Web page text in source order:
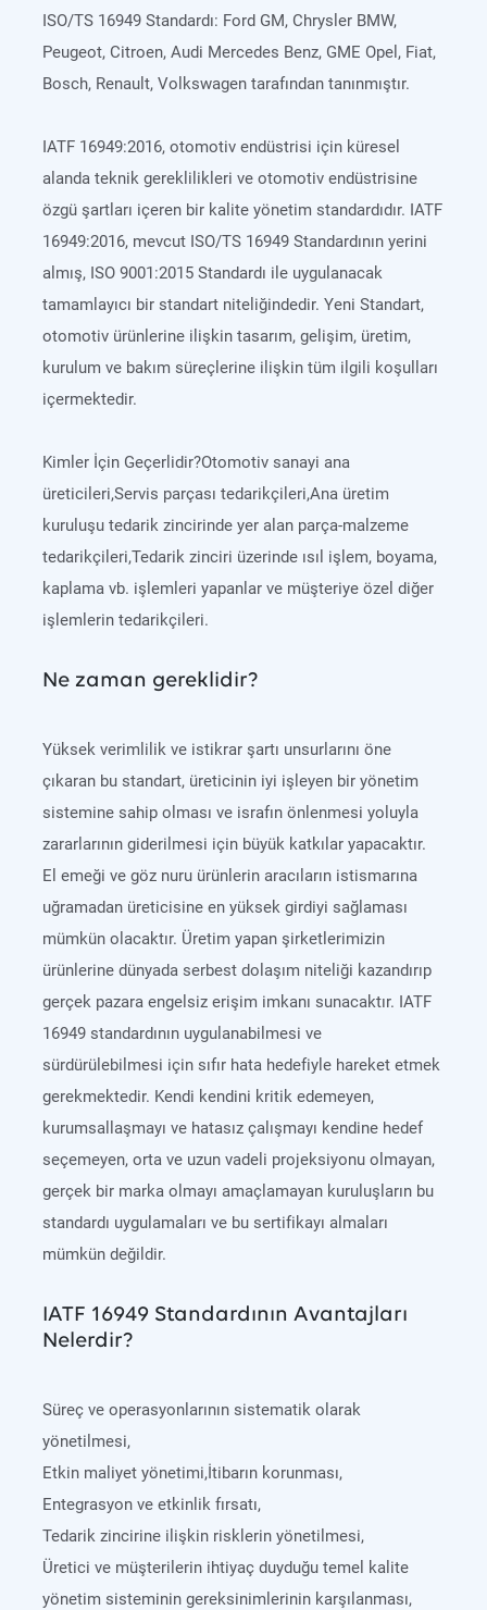
ISO/TS 16949 Standardı: Ford GM, Chrysler BMW,
Peugeot, Citroen, Audi Mercedes Benz, GME Opel, Fiat,
Bosch, Renault, Volkswagen tarafından tanınmıştır.
IATF 16949:2016, otomotiv endüstrisi için küresel
alanda teknik gereklilikleri ve otomotiv endüstrisine
özgü şartları içeren bir kalite yönetim standardıdır. IATF
16949:2016, mevcut ISO/TS 16949 Standardının yerini
almış, ISO 9001:2015 Standardı ile uygulanacak
tamamlayıcı bir standart niteliğindedir. Yeni Standart,
otomotiv ürünlerine ilişkin tasarım, gelişim, üretim,
kurulum ve bakım süreçlerine ilişkin tüm ilgili koşulları
içermektedir.
Kimler İçin Geçerlidir?Otomotiv sanayi ana
üreticileri,Servis parçası tedarikçileri,Ana üretim
kuruluşu tedarik zincirinde yer alan parça-malzeme
tedarikçileri,Tedarik zinciri üzerinde ısıl işlem, boyama,
kaplama vb. işlemleri yapanlar ve müşteriye özel diğer
işlemlerin tedarikçileri.
Ne zaman gereklidir?
Yüksek verimlilik ve istikrar şartı unsurlarını öne
çıkaran bu standart, üreticinin iyi işleyen bir yönetim
sistemine sahip olması ve israfın önlenmesi yoluyla
zararlarının giderilmesi için büyük katkılar yapacaktır.
El emeği ve göz nuru ürünlerin aracıların istismarına
uğramadan üreticisine en yüksek girdiyi sağlaması
mümkün olacaktır. Üretim yapan şirketlerimizin
ürünlerine dünyada serbest dolaşım niteliği kazandırıp
gerçek pazara engelsiz erişim imkanı sunacaktır. IATF
16949 standardının uygulanabilmesi ve
sürdürülebilmesi için sıfır hata hedefiyle hareket etmek
gerekmektedir. Kendi kendini kritik edemeyen,
kurumsallaşmayı ve hatasız çalışmayı kendine hedef
seçemeyen, orta ve uzun vadeli projeksiyonu olmayan,
gerçek bir marka olmayı amaçlamayan kuruluşların bu
standardı uygulamaları ve bu sertifikayı almaları
mümkün değildir.
IATF 16949 Standardının Avantajları
Nelerdir?
Süreç ve operasyonlarının sistematik olarak
yönetilmesi,
Etkin maliyet yönetimi,İtibarın korunması,
Entegrasyon ve etkinlik fırsatı,
Tedarik zincirine ilişkin risklerin yönetilmesi,
Üretici ve müşterilerin ihtiyaç duyduğu temel kalite
yönetim sisteminin gereksinimlerinin karşılanması,